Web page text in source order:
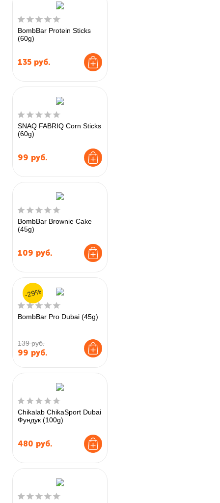
BombBar Protein Sticks
(60g)
135 руб.
SNAQ FABRIQ Corn Sticks
(60g)
99 руб.
BombBar Brownie Cake
(45g)
109 руб.
BombBar Pro Dubai (45g)
139 руб.
99 руб.
-29%
Chikalab ChikaSport Dubai
Фундук (100g)
480 руб.